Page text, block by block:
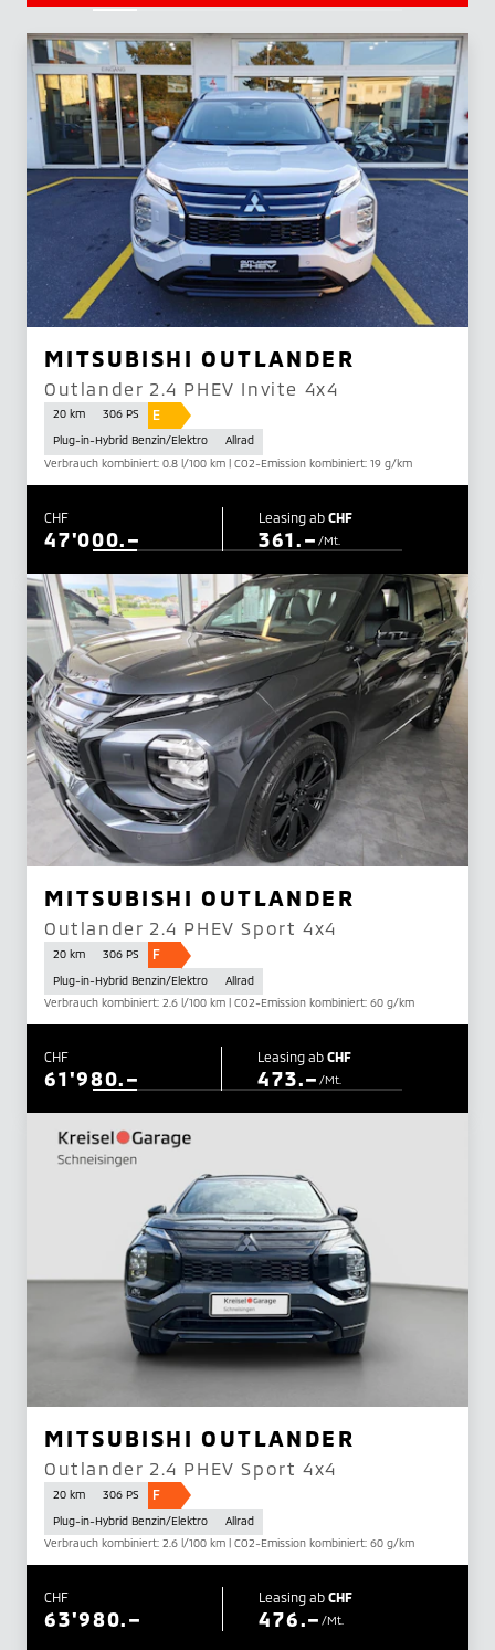
MITSUBISHI OUTLANDER
Outlander 2.4 PHEV Invite 4x4
20 km 306 PS E
Plug-in-Hybrid Benzin/Elektro
Allrad
Verbrauch kombiniert: 0.8 l/100 km | CO2-Emission kombiniert: 19 g/km
CHF
47'000.–
Leasing ab CHF
361.– /Mt.
MITSUBISHI OUTLANDER
Outlander 2.4 PHEV Sport 4x4
20 km 306 PS F
Plug-in-Hybrid Benzin/Elektro
Allrad
Verbrauch kombiniert: 2.6 l/100 km | CO2-Emission kombiniert: 60 g/km
CHF
61'980.–
Leasing abCHF
473.–/Mt.
MITSUBISHI OUTLANDER
Outlander 2.4 PHEV Sport 4x4
20 km 306 PS F
Plug-in-Hybrid Benzin/Elektro
Allrad
Verbrauch kombiniert: 2.6 l/100 km | CO2-Emission kombiniert: 60 g/km
CHF
63'980.–
Leasing abCHF
476.–/Mt.